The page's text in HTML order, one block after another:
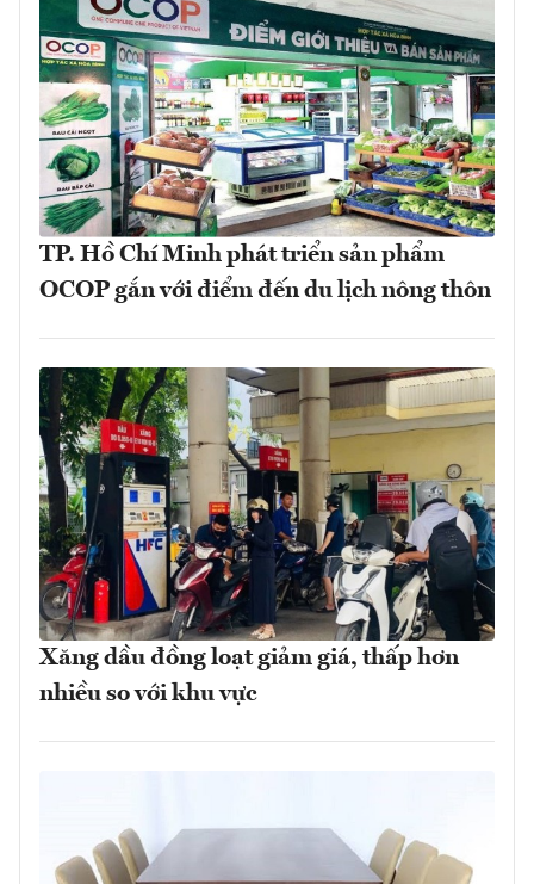
TP. Hồ Chí Minh phát triển sản phẩm
OCOP gắn với điểm đến du lịch nông thôn
Xăng dầu đồng loạt giảm giá, thấp hơn
nhiều so với khu vực